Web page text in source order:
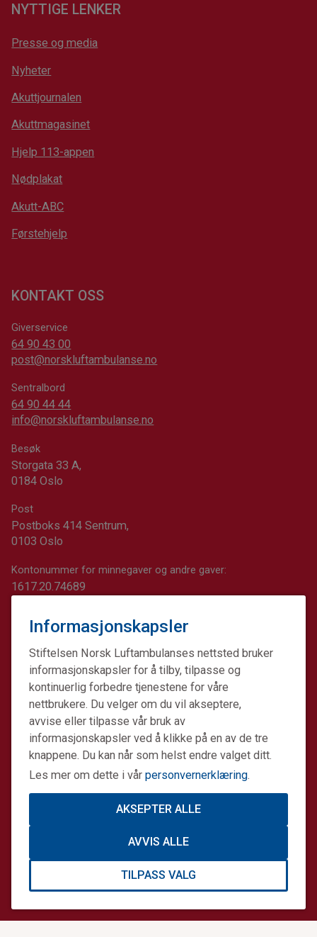
Informasjonskapsler
Stiftelsen Norsk Luftambulanses nettsted bruker
informasjonskapsler for å tilby, tilpasse og
kontinuerlig forbedre tjenestene for våre
nettbrukere. Du velger om du vil akseptere,
avvise eller tilpasse vår bruk av
informasjonskapsler ved å klikke på en av de tre
knappene. Du kan når som helst endre valget ditt.
Les mer om dette i vår personvernerklæring.
AKSEPTER ALLE
AVVIS ALLE
TILPASS VALG
NYTTIGE LENKER
Presse og media
Nyheter
Akuttjournalen
Akuttmagasinet
Hjelp 113-appen
Nødplakat
Akutt-ABC
Førstehjelp
KONTAKT OSS
Giverservice
64 90 43 00
post@norskluftambulanse.no
Sentralbord
64 90 44 44
info@norskluftambulanse.no
Besøk
Storgata 33 A,
0184 Oslo
Post
Postboks 414 Sentrum,
0103 Oslo
Kontonummer for minnegaver og andre gaver:
1617.20.74689
Stiftelsen Norsk Luftambulanse er en ideell stiftelse.
Formålet er å fremme avansert prehospital akuttmedisin.
Stiftelsens datterselskap Norsk Luftambulanse Helikopter
er operatør på alle Norges tretten legehelikopterbaser på